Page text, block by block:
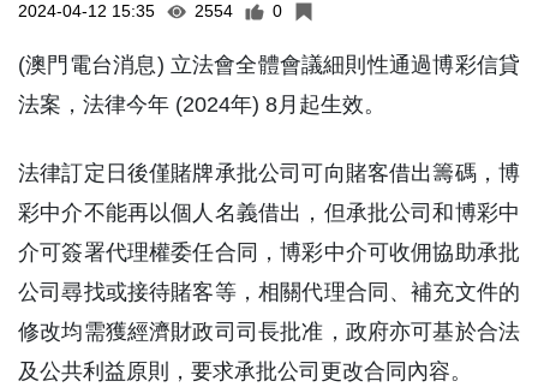
2024-04-12 15:35 2554 0
(澳門電台消息) 立法會全體會議細則性通過博彩信貸
法案，法律今年 (2024年) 8月起生效。
法律訂定日後僅賭牌承批公司可向賭客借出籌碼，博
彩中介不能再以個人名義借出，但承批公司和博彩中
介可簽署代理權委任合同，博彩中介可收佣協助承批
公司尋找或接待賭客等，相關代理合同、補充文件的
修改均需獲經濟財政司司長批准，政府亦可基於合法
及公共利益原則，要求承批公司更改合同內容。